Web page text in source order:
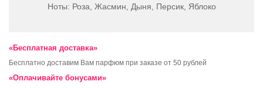
Ноты: Роза, Жасмин, Дыня, Персик, Яблоко
«Бесплатная доставка»
Бесплатно доставим Вам парфюм при заказе от 50 рублей
«Оплачивайте бонусами»